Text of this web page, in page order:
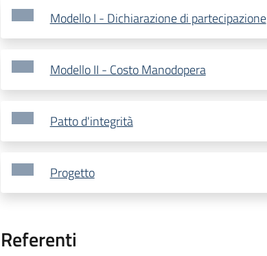
Modello I - Dichiarazione di partecipazione
Modello II - Costo Manodopera
Patto d'integrità
Progetto
Referenti